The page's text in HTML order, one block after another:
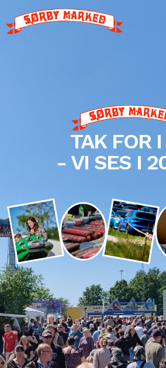
TAK FOR
- VI SES I